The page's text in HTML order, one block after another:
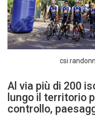
csi
Al via più di 200
lungo il territorio
controllo,